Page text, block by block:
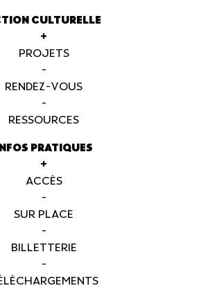
CULTURELLE
+
PROJETS
-
RENDEZ-VOUS
-
RESSOURCES
PRATIQUES
+
ACCÈS
-
SUR PLACE
-
BILLETTERIE
-